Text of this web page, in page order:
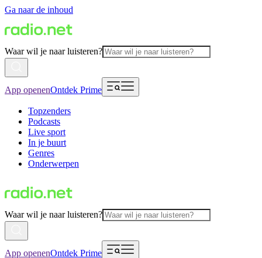
Ga naar de inhoud
Waar wil je naar luisteren?
App openenOntdek Prime
Topzenders
Podcasts
Live sport
In je buurt
Genres
Onderwerpen
Waar wil je naar luisteren?
App openenOntdek Prime